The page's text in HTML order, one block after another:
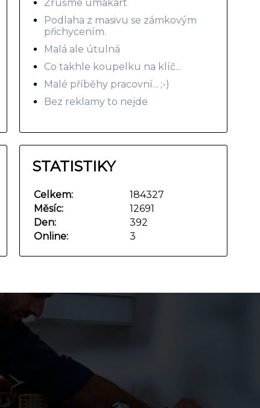
Zrušme umakart
Podlaha z masivu se zámkovým
přichycením.
Malá ale útulná
Co takhle koupelku na klíč...
Malé příběhy pracovní... ;-)
Bez reklamy to nejde
STATISTIKY
Online: 3
Celkem:
184327
Měsíc:
12691
Den:
392